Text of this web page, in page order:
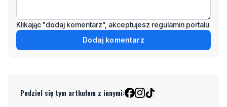
Klikając "dodaj komentarz", akceptujesz regulamin portalu
Dodaj komentarz
Podziel się tym artkułem z innymi: